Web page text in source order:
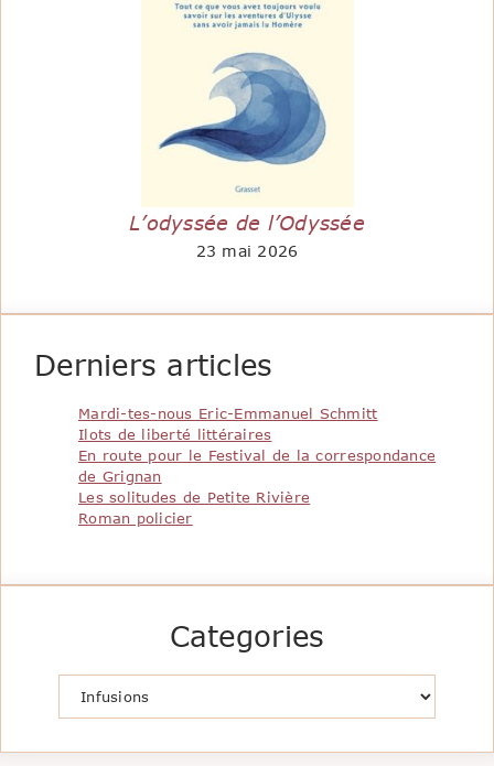
L’odyssée de l’Odyssée
23 mai 2026
Derniers articles
Mardi-tes-nous Eric-Emmanuel Schmitt
Ilots de liberté littéraires
En route pour le Festival de la correspondance
de Grignan
Les solitudes de Petite Rivière
Roman policier
Categories